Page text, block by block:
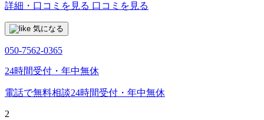
詳細・口コミを見る 口コミを見る
気になる
050-7562-0365
24時間受付・年中無休
電話で無料相談24時間受付・年中無休
2